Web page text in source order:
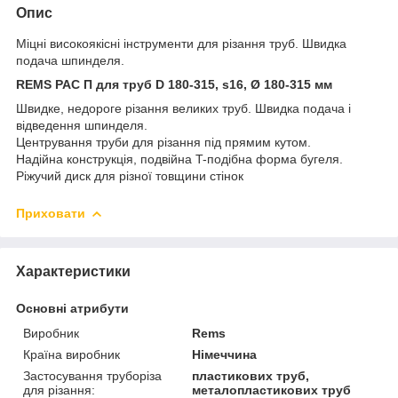
Опис
Міцні високоякісні інструменти для різання труб. Швидка
подача шпинделя.
REMS РАС П для труб D 180-315, s16, Ø 180-315 мм
Швидке, недороге різання великих труб. Швидка подача і
відведення шпинделя.
Центрування труби для різання під прямим кутом.
Надійна конструкція, подвійна T-подібна форма бугеля.
Ріжучий диск для різної товщини стінок
Приховати
Характеристики
Основні атрибути
Виробник
Rems
Країна виробник
Німеччина
Застосування труборіза
для різання:
пластикових труб,
металопластикових труб